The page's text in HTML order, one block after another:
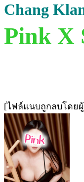
Chang
Pink X
[ไฟล์แนบถูกลบโดย